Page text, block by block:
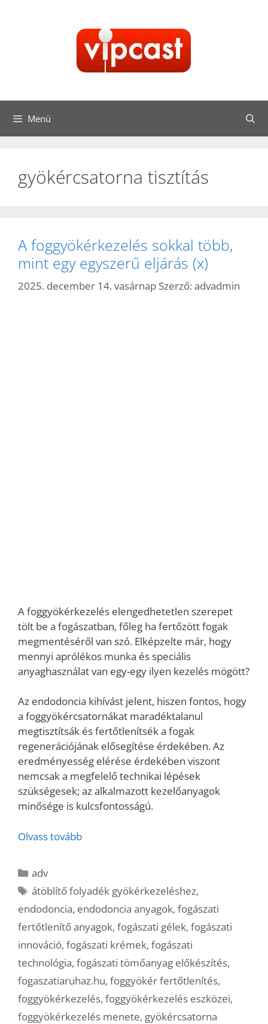
Menü
gyökércsatorna tisztítás
A foggyökérkezelés sokkal több,
mint egy egyszerű eljárás (x)
2025. december 14. vasárnap Szerző: advadmin
A foggyökérkezelés elengedhetetlen szerepet
tölt be a fogászatban, főleg ha fertőzött fogak
megmentéséről van szó. Elképzelte már, hogy
mennyi aprólékos munka és speciális
anyaghasználat van egy-egy ilyen kezelés mögött?
Az endodoncia kihívást jelent, hiszen fontos, hogy
a foggyökércsatornákat maradéktalanul
megtisztítsák és fertőtlenítsék a fogak
regenerációjának elősegítése érdekében. Az
eredményesség elérése érdekében viszont
nemcsak a megfelelő technikai lépések
szükségesek; az alkalmazott kezelőanyagok
minősége is kulcsfontosságú.
Olvass tovább
Kategória
adv
Címkék
átöblítő folyadék gyökérkezeléshez,
endodoncia, endodoncia anyagok, fogászati
fertőtlenítő anyagok, fogászati gélek, fogászati
innováció, fogászati krémek, fogászati
technológia, fogászati tömőanyag előkészítés,
fogaszatiaruhaz.hu, foggyökér fertőtlenítés,
foggyökérkezelés, foggyökérkezelés eszközei,
foggyökérkezelés menete, gyökércsatorna